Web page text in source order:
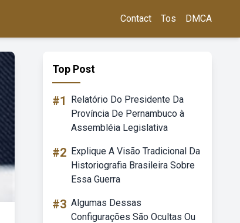
Contact Tos DMCA
Top Post
#1
Relatório Do Presidente Da
Província De Pernambuco à
Assembléia Legislativa
#2 Explique A Visão Tradicional Da
Historiografia Brasileira Sobre
Essa Guerra
#3 Algumas Dessas
Configurações São Ocultas Ou